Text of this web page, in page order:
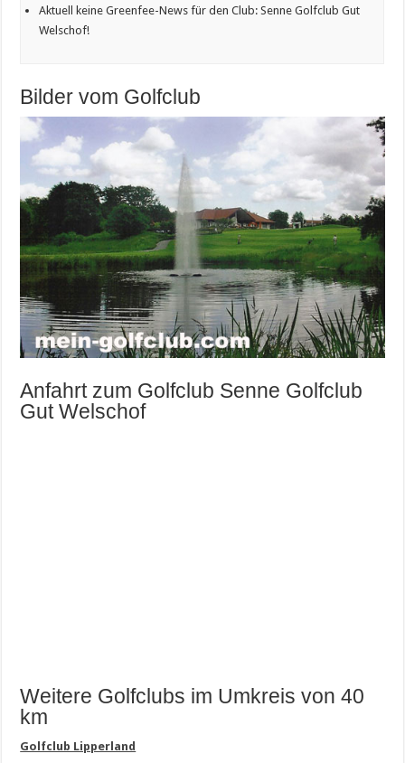
Aktuell keine Greenfee-News für den Club: Senne Golfclub Gut
Welschof!
Bilder vom Golfclub
Anfahrt zum Golfclub Senne Golfclub
Gut Welschof
Weitere Golfclubs im Umkreis von 40
km
Golfclub Lipperland